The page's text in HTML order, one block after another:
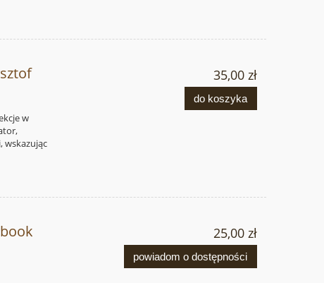
w
wskazując
35,00 zł
do koszyka
25,00 zł
powiadom o dostępności